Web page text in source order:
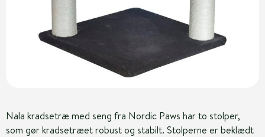
Nala kradsetræ med seng fra Nordic Paws har to stolper,
som gør kradsetræet robust og stabilt. Stolperne er beklædt